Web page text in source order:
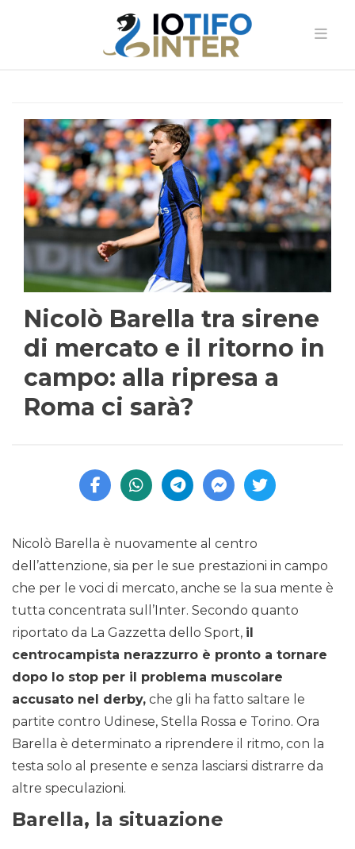
Nicolò Barella tra sirene
di mercato e il ritorno in
campo: alla ripresa a
Roma ci sarà?
Nicolò Barella è nuovamente al centro
dell’attenzione, sia per le sue prestazioni in campo
che per le voci di mercato, anche se la sua mente è
tutta concentrata sull’Inter. Secondo quanto
riportato da La Gazzetta dello Sport, il
centrocampista nerazzurro è pronto a tornare
dopo lo stop per il problema muscolare
accusato nel derby, che gli ha fatto saltare le
partite contro Udinese, Stella Rossa e Torino. Ora
Barella è determinato a riprendere il ritmo, con la
testa solo al presente e senza lasciarsi distrarre da
altre speculazioni.
Barella, la situazione